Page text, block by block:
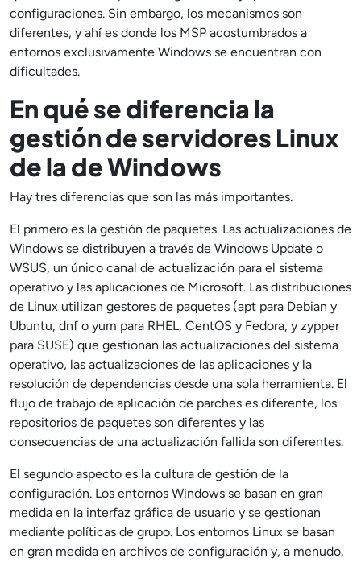
configuraciones. Sin embargo, los mecanismos son
diferentes, y ahí es donde los MSP acostumbrados a
entornos exclusivamente Windows se encuentran con
dificultades.
En qué se diferencia la
gestión de servidores Linux
de la de Windows
Hay tres diferencias que son las más importantes.
El primero es la gestión de paquetes. Las actualizaciones de
Windows se distribuyen a través de Windows Update o
WSUS, un único canal de actualización para el sistema
operativo y las aplicaciones de Microsoft. Las distribuciones
de Linux utilizan gestores de paquetes (apt para Debian y
Ubuntu, dnf o yum para RHEL, CentOS y Fedora, y zypper
para SUSE) que gestionan las actualizaciones del sistema
operativo, las actualizaciones de las aplicaciones y la
resolución de dependencias desde una sola herramienta. El
flujo de trabajo de aplicación de parches es diferente, los
repositorios de paquetes son diferentes y las
consecuencias de una actualización fallida son diferentes.
El segundo aspecto es la cultura de gestión de la
configuración. Los entornos Windows se basan en gran
medida en la interfaz gráfica de usuario y se gestionan
mediante políticas de grupo. Los entornos Linux se basan
en gran medida en archivos de configuración y, a menudo,